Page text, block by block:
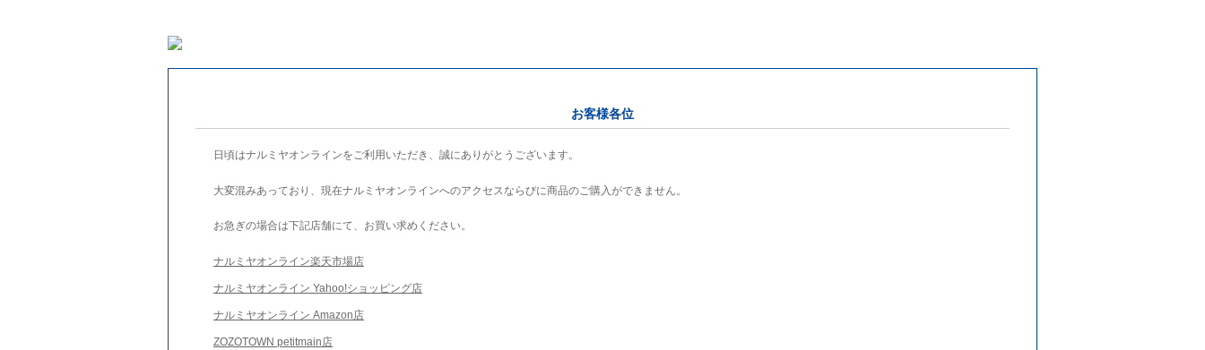
お客様各位
日頃はナルミヤオンラインをご利用いただき、誠にありがとうございます。
大変混みあっており、現在ナルミヤオンラインへのアクセスならびに商品のご購入ができません。
お急ぎの場合は下記店舗にて、お買い求めください。
ナルミヤオンライン楽天市場店
ナルミヤオンライン Yahoo!ショッピング店
ナルミヤオンライン Amazon店
ZOZOTOWN petitmain店